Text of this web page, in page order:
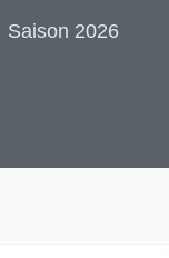
Saison 2026